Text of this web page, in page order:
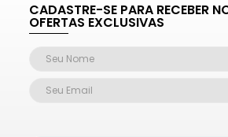
CADASTRE-SE PARA RECEBER
OFERTAS EXCLUSIVAS